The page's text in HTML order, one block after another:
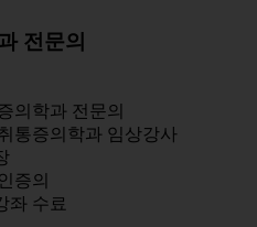
전문의
의학과 전문의
통증의학과 임상강사
증의
좌 수료